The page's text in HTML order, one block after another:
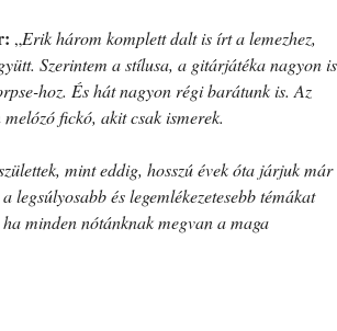
„Erik három komplett dalt is írt a lemezhez,
Szerintem a stílusa, a gitárjátéka nagyon is
hoz. És hát nagyon régi barátunk is. Az
fickó, akit csak ismerek.
mint eddig, hosszú évek óta járjuk már
legsúlyosabb és legemlékezetesebb témákat
minden nótánknak megvan a maga